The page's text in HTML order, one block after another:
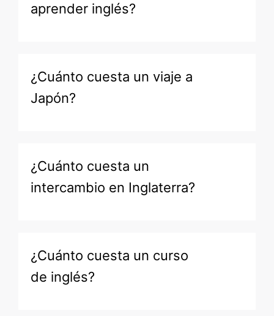
aprender inglés?
¿Cuánto cuesta un viaje a
Japón?
¿Cuánto cuesta un
intercambio en Inglaterra?
¿Cuánto cuesta un curso
de inglés?